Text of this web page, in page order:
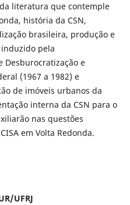
literatura que contemple
história da CSN,
brasileira, produção e
pela
Desburocratização e
(1967 a 1982) e
de imóveis urbanos da
interna da CSN para o
nas questões
em Volta Redonda.
UFRJ